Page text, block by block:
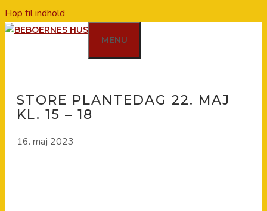
Hop til indhold
MENU
STORE PLANTEDAG 22. MAJ
KL. 15 – 18
16. maj 2023